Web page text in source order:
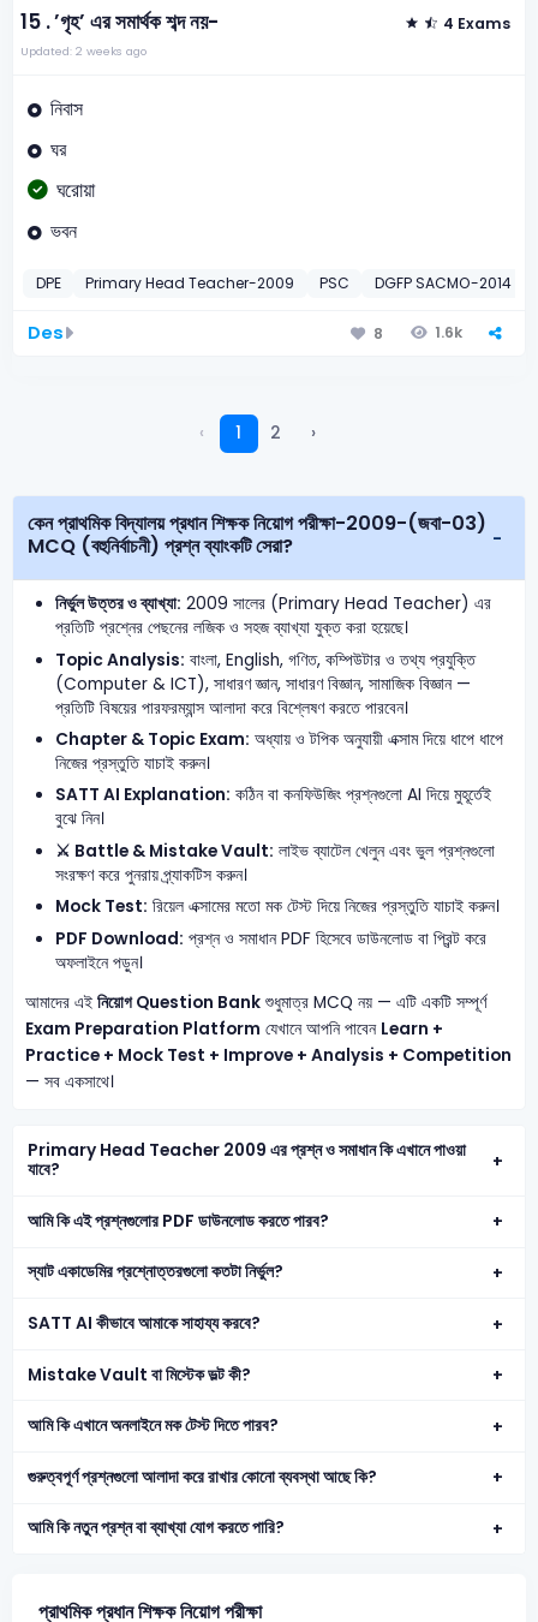
15 .’গৃহ’ এর সমার্থক শব্দ নয়- 4 Exams
Updated: 2 weeks ago
নিবাস
ঘর
ঘরোয়া
ভবন
DPE Primary Head Teacher-2009 PSC DGFP SACMO-2014
Des 8 1.6k
‹ 1 2 ›
কেন প্রাথমিক বিদ্যালয় প্রধান শিক্ষক নিয়োগ পরীক্ষা-2009-(জবা-03)
MCQ (বহুনির্বাচনী) প্রশ্ন ব্যাংকটি সেরা?
নির্ভুল উত্তর ও ব্যাখ্যা: 2009 সালের (Primary Head Teacher) এর
প্রতিটি প্রশ্নের পেছনের লজিক ও সহজ ব্যাখ্যা যুক্ত করা হয়েছে।
Topic Analysis: বাংলা, English, গণিত, কম্পিউটার ও তথ্য প্রযুক্তি
(Computer & ICT), সাধারণ জ্ঞান, সাধারণ বিজ্ঞান, সামাজিক বিজ্ঞান —
প্রতিটি বিষয়ের পারফরম্যান্স আলাদা করে বিশ্লেষণ করতে পারবেন।
Chapter & Topic Exam: অধ্যায় ও টপিক অনুযায়ী এক্সাম দিয়ে ধাপে ধাপে
নিজের প্রস্তুতি যাচাই করুন।
SATT AI Explanation: কঠিন বা কনফিউজিং প্রশ্নগুলো AI দিয়ে মুহূর্তেই
বুঝে নিন।
⚔️ Battle & Mistake Vault: লাইভ ব্যাটেল খেলুন এবং ভুল প্রশ্নগুলো
সংরক্ষণ করে পুনরায় প্র্যাকটিস করুন।
Mock Test: রিয়েল এক্সামের মতো মক টেস্ট দিয়ে নিজের প্রস্তুতি যাচাই করুন।
PDF Download: প্রশ্ন ও সমাধান PDF হিসেবে ডাউনলোড বা প্রিন্ট করে
অফলাইনে পড়ুন।
আমাদের এই নিয়োগ Question Bankশুধুমাত্র MCQ নয় — এটি একটি সম্পূর্ণ
Exam Preparation Platform যেখানে আপনি পাবেন Learn +
Practice + Mock Test + Improve + Analysis + Competition
— সব একসাথে।
Primary Head Teacher 2009 এর প্রশ্ন ও সমাধান কি এখানে পাওয়া
যাবে?
আমি কি এই প্রশ্নগুলোর PDF ডাউনলোড করতে পারব?
স্যাট একাডেমির প্রশ্নোত্তরগুলো কতটা নির্ভুল?
SATT AI কীভাবে আমাকে সাহায্য করবে?
Mistake Vault বা মিস্টেক ভল্ট কী?
আমি কি এখানে অনলাইনে মক টেস্ট দিতে পারব?
গুরুত্বপূর্ণ প্রশ্নগুলো আলাদা করে রাখার কোনো ব্যবস্থা আছে কি?
আমি কি নতুন প্রশ্ন বা ব্যাখ্যা যোগ করতে পারি?
প্রাথমিক প্রধান শিক্ষক নিয়োগ পরীক্ষা